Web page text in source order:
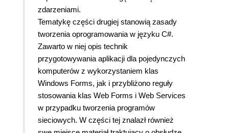
zdarzeniami.
Tematykę części drugiej stanowią zasady
tworzenia oprogramowania w języku C#.
Zawarto w niej opis technik
przygotowywania aplikacji dla pojedynczych
komputerów z wykorzystaniem klas
Windows Forms, jak i przybliżono reguły
stosowania klas Web Forms i Web Services
w przypadku tworzenia programów
sieciowych. W części tej znalazł również